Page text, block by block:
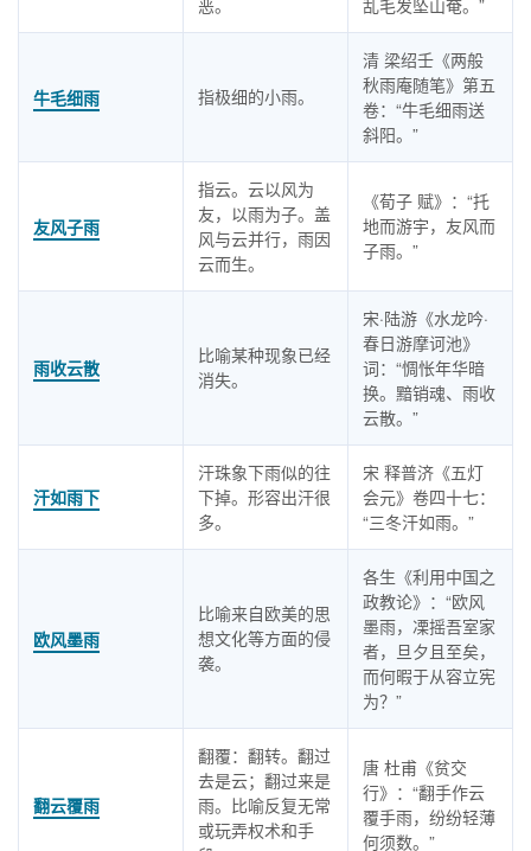
恶。
乱毛发坠山奄。”
牛毛细雨 指极细的小雨。
清 梁绍壬《两般
秋雨庵随笔》第五
卷：“牛毛细雨送
斜阳。”
友风子雨
指云。云以风为
友，以雨为子。盖
风与云并行，雨因
云而生。
《荀子 赋》：“托
地而游宇，友风而
子雨。”
雨收云散
比喻某种现象已经
消失。
宋·陆游《水龙吟·
春日游摩诃池》
词：“惆怅年华暗
换。黯销魂、雨收
云散。”
汗如雨下
汗珠象下雨似的往
下掉。形容出汗很
多。
宋 释普济《五灯
会元》卷四十七：
“三冬汗如雨。”
欧风墨雨
比喻来自欧美的思
想文化等方面的侵
袭。
各生《利用中国之
政教论》：“欧风
墨雨，凓摇吾室家
者，旦夕且至矣，
而何暇于从容立宪
为？”
翻云覆雨
翻覆：翻转。翻过
去是云；翻过来是
雨。比喻反复无常
或玩弄权术和手
唐 杜甫《贫交
行》：“翻手作云
覆手雨，纷纷轻薄
何须数。”